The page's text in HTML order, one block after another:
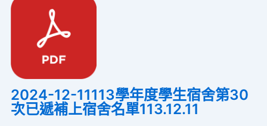
2024-12-11113學年度學生宿舍第30
次已遞補上宿舍名單113.12.11